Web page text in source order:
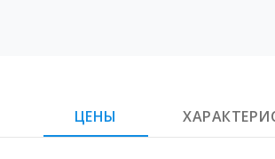
ЦЕНЫ